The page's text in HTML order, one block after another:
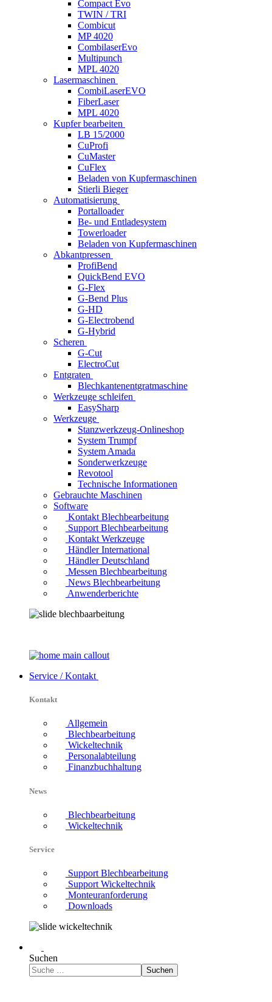
Compact Evo
TWIN / TRI
Combicut
MP 4020
CombilaserEvo
Multipunch
MPL 4020
Lasermaschinen
CombiLaserEVO
FiberLaser
MPL 4020
Kupfer bearbeiten
LB 15/2000
CuProfi
CuMaster
CuFlex
Beladen von Kupfermaschinen
Stierli Bieger
Automatisierung
Portalloader
Be- und Entladesystem
Towerloader
Beladen von Kupfermaschinen
Abkantpressen
ProfiBend
QuickBend EVO
G-Flex
G-Bend Plus
G-HD
G-Electrobend
G-Hybrid
Scheren
G-Cut
ElectroCut
Entgraten
Blechkantenentgratmaschine
Werkzeuge schleifen
EasySharp
Werkzeuge
Stanzwerkzeug-Onlineshop
System Trumpf
System Amada
Sonderwerkzeuge
Revotool
Technische Informationen
Gebrauchte Maschinen
Software
Kontakt Blechbearbeitung
Support Blechbearbeitung
Kontakt Werkzeuge
Händler International
Händler Deutschland
Messen Blechbearbeitung
News Blechbearbeitung
Anwenderberichte
Service / Kontakt
Kontakt
Allgemein
Blechbearbeitung
Wickeltechnik
Personalabteilung
Finanzbuchhaltung
News
Blechbearbeitung
Wickeltechnik
Service
Support Blechbearbeitung
Support Wickeltechnik
Monteuranforderung
Downloads
Suchen
Suchen